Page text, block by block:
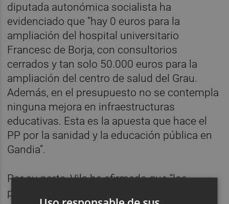
diputada autonómica socialista ha
evidenciado que “hay 0 euros para la
ampliación del hospital universitario
Francesc de Borja, con consultorios
cerrados y tan solo 50.000 euros para la
ampliación del centro de salud del Grau.
Además, en el presupuesto no se contempla
ninguna mejora en infraestructuras
educativas. Esta es la apuesta que hace el
PP por la sanidad y la educación pública en
Gandia”.
Por su parte, Vila ha afirmado que “los
presupuestos de la Generalitat, los primeros